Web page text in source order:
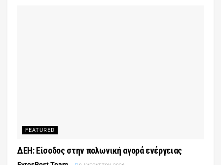
FEATURED
ΔΕΗ: Είσοδος στην πολωνική αγορά ενέργειας